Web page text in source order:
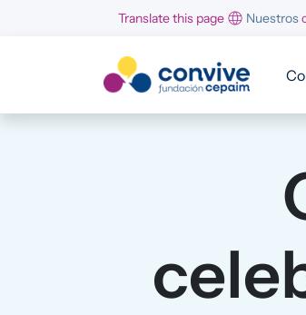
Pasar al contenido principal
Translate this page Nuestros